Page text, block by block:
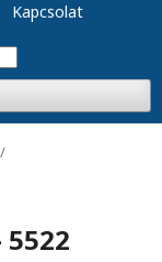
Kapcsolat
/
5522